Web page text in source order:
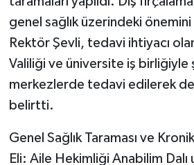
genel sağlık üzerindeki
Rektör Şevli, tedavi ihtiyacı
Valiliği ve üniversite iş birliğiyle
merkezlerde tedavi edilerek
belirtti.
Genel Sağlık Taraması ve
Eli: Aile Hekimliği Anabilim Dalı